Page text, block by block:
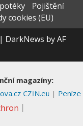
Pojištění
cookies (EU)
| DarkNews by AF
magazíny:
CZIN.eu | Peníze
|